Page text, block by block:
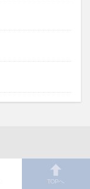
TOPへ